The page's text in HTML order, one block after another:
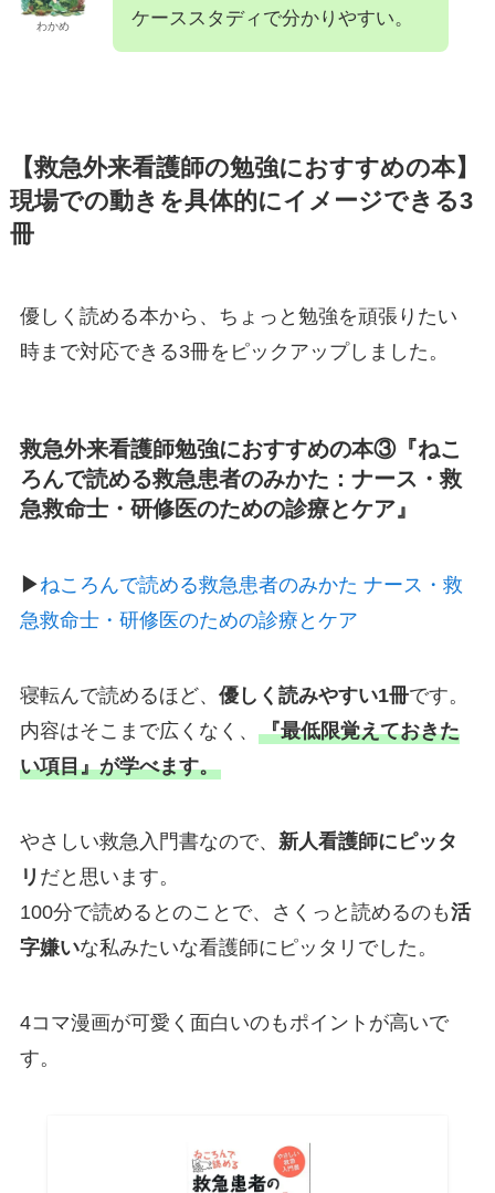
わかめ
ケーススタディで分かりやすい。
【救急外来看護師の勉強におすすめの本】
現場での動きを具体的にイメージできる3
冊
優しく読める本から、ちょっと勉強を頑張りたい
時まで対応できる3冊をピックアップしました。
救急外来看護師勉強におすすめの本③『ねこ
ろんで読める救急患者のみかた：ナース・救
急救命士・研修医のための診療とケア』
▶︎ねころんで読める救急患者のみかた ナース・救
急救命士・研修医のための診療とケア
寝転んで読めるほど、 優しく読みやすい1冊です。
内容はそこまで広くなく、 『最低限覚えておきた
い項目』が学べます。
やさしい救急入門書なので、 新人看護師にピッタ
リ だと思います。
100分で読めるとのことで、さくっと読めるのも活
字嫌いな私みたいな看護師にピッタリでした。
4コマ漫画が可愛く面白いのもポイントが高いで
す。